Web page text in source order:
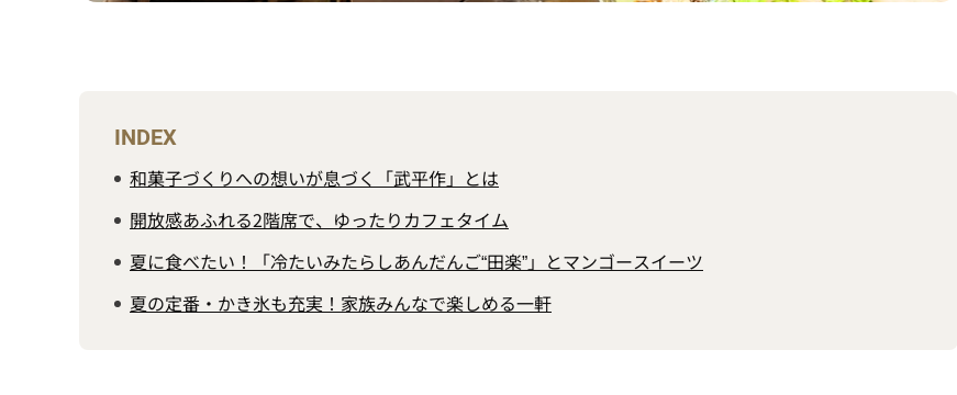
INDEX
和菓子づくりへの想いが息づく「武平作」とは
開放感あふれる2階席で、ゆったりカフェタイム
夏に食べたい！「冷たいみたらしあんだんご“田楽”」とマンゴースイーツ
夏の定番・かき氷も充実！家族みんなで楽しめる一軒